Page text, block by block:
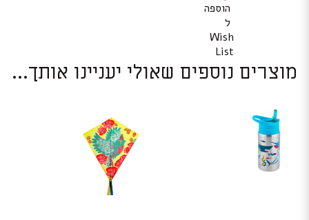
הוספה
ל
Wish
List
מוצרים נוספים שאולי יעניינו אותך...